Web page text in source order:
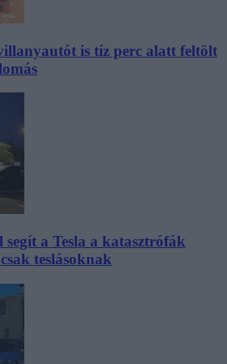
is tíz perc alatt feltölt
segít a Tesla a katasztrófák
teslásoknak